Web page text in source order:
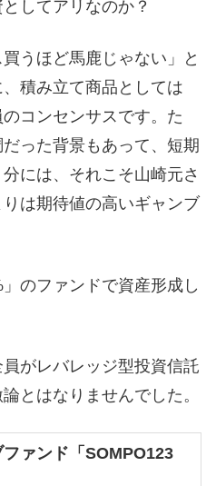
してアリなのか？
うほど馬鹿じゃない」と
積み立て商品としては
のコンセンサスです。た
った背景もあって、短期
には、それこそ山崎元さ
は期待値の高いギャンブ
のファンドで資産形成し
がレバレッジ型投資信託
とはなりませんでした。
ァンド「SOMPO123